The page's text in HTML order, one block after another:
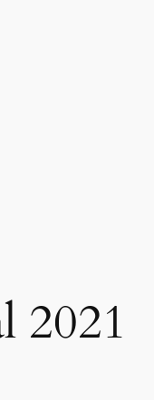
2021